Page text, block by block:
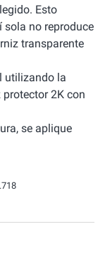
Esto
no reproduce
transparente
utilizando la
2K con
se aplique